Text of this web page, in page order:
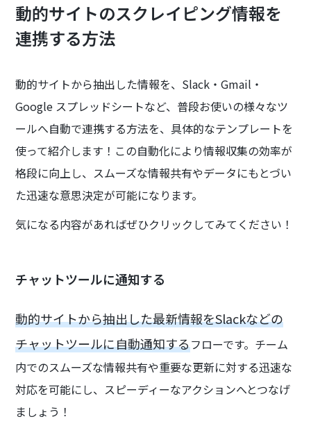
動的サイトのスクレイピング情報を
連携する方法
動的サイトから抽出した情報を、Slack・Gmail・
Google スプレッドシートなど、普段お使いの様々なツ
ールへ自動で連携する方法を、具体的なテンプレートを
使って紹介します！この自動化により情報収集の効率が
格段に向上し、スムーズな情報共有やデータにもとづい
た迅速な意思決定が可能になります。
気になる内容があればぜひクリックしてみてください！
チャットツールに通知する
動的サイトから抽出した最新情報をSlackなどの
チャットツールに自動通知するフローです。チーム
内でのスムーズな情報共有や重要な更新に対する迅速な
対応を可能にし、スピーディーなアクションへとつなげ
ましょう！